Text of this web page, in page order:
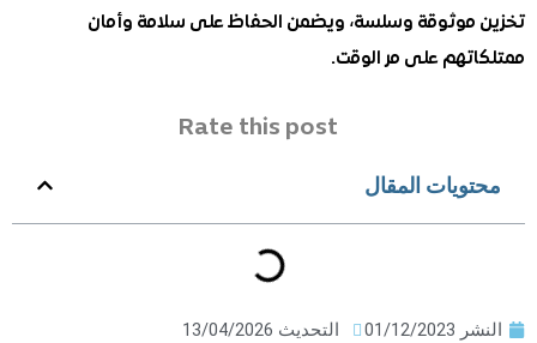
موثوقة وسلسة، ويضمن الحفاظ على سلامة وأمان
على مر الوقت.
Rate this post
المقال
01/12/2023 التحديث 13/04/2026